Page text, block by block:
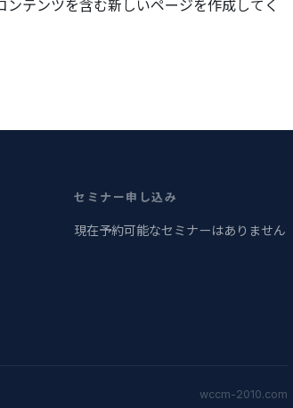
テンツを含む新しいページを作成してく
セミナー申し込み
現在予約可能なセミナーはありません
wccm-2010.com